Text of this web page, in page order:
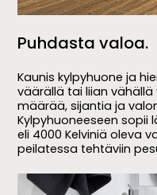
Puhdasta valoa.
Kaunis kylpyhuone ja
väärällä tai liian
määrää, sijantia ja
Kylpyhuoneeseen
eli 4000 Kelviniä oleva
peilatessa tehtäviin